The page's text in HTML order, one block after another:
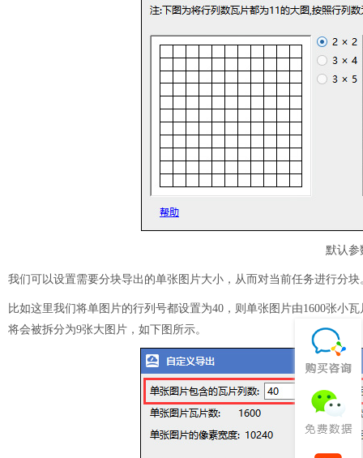
默认参
我们可以设置需要分块导出的单张图片大小，从而对当前任务进行分块
比如这里我们将单图片的行列号都设置为40，则单张图片由1600张小
将会被拆分为9张大图片，如下图所示。